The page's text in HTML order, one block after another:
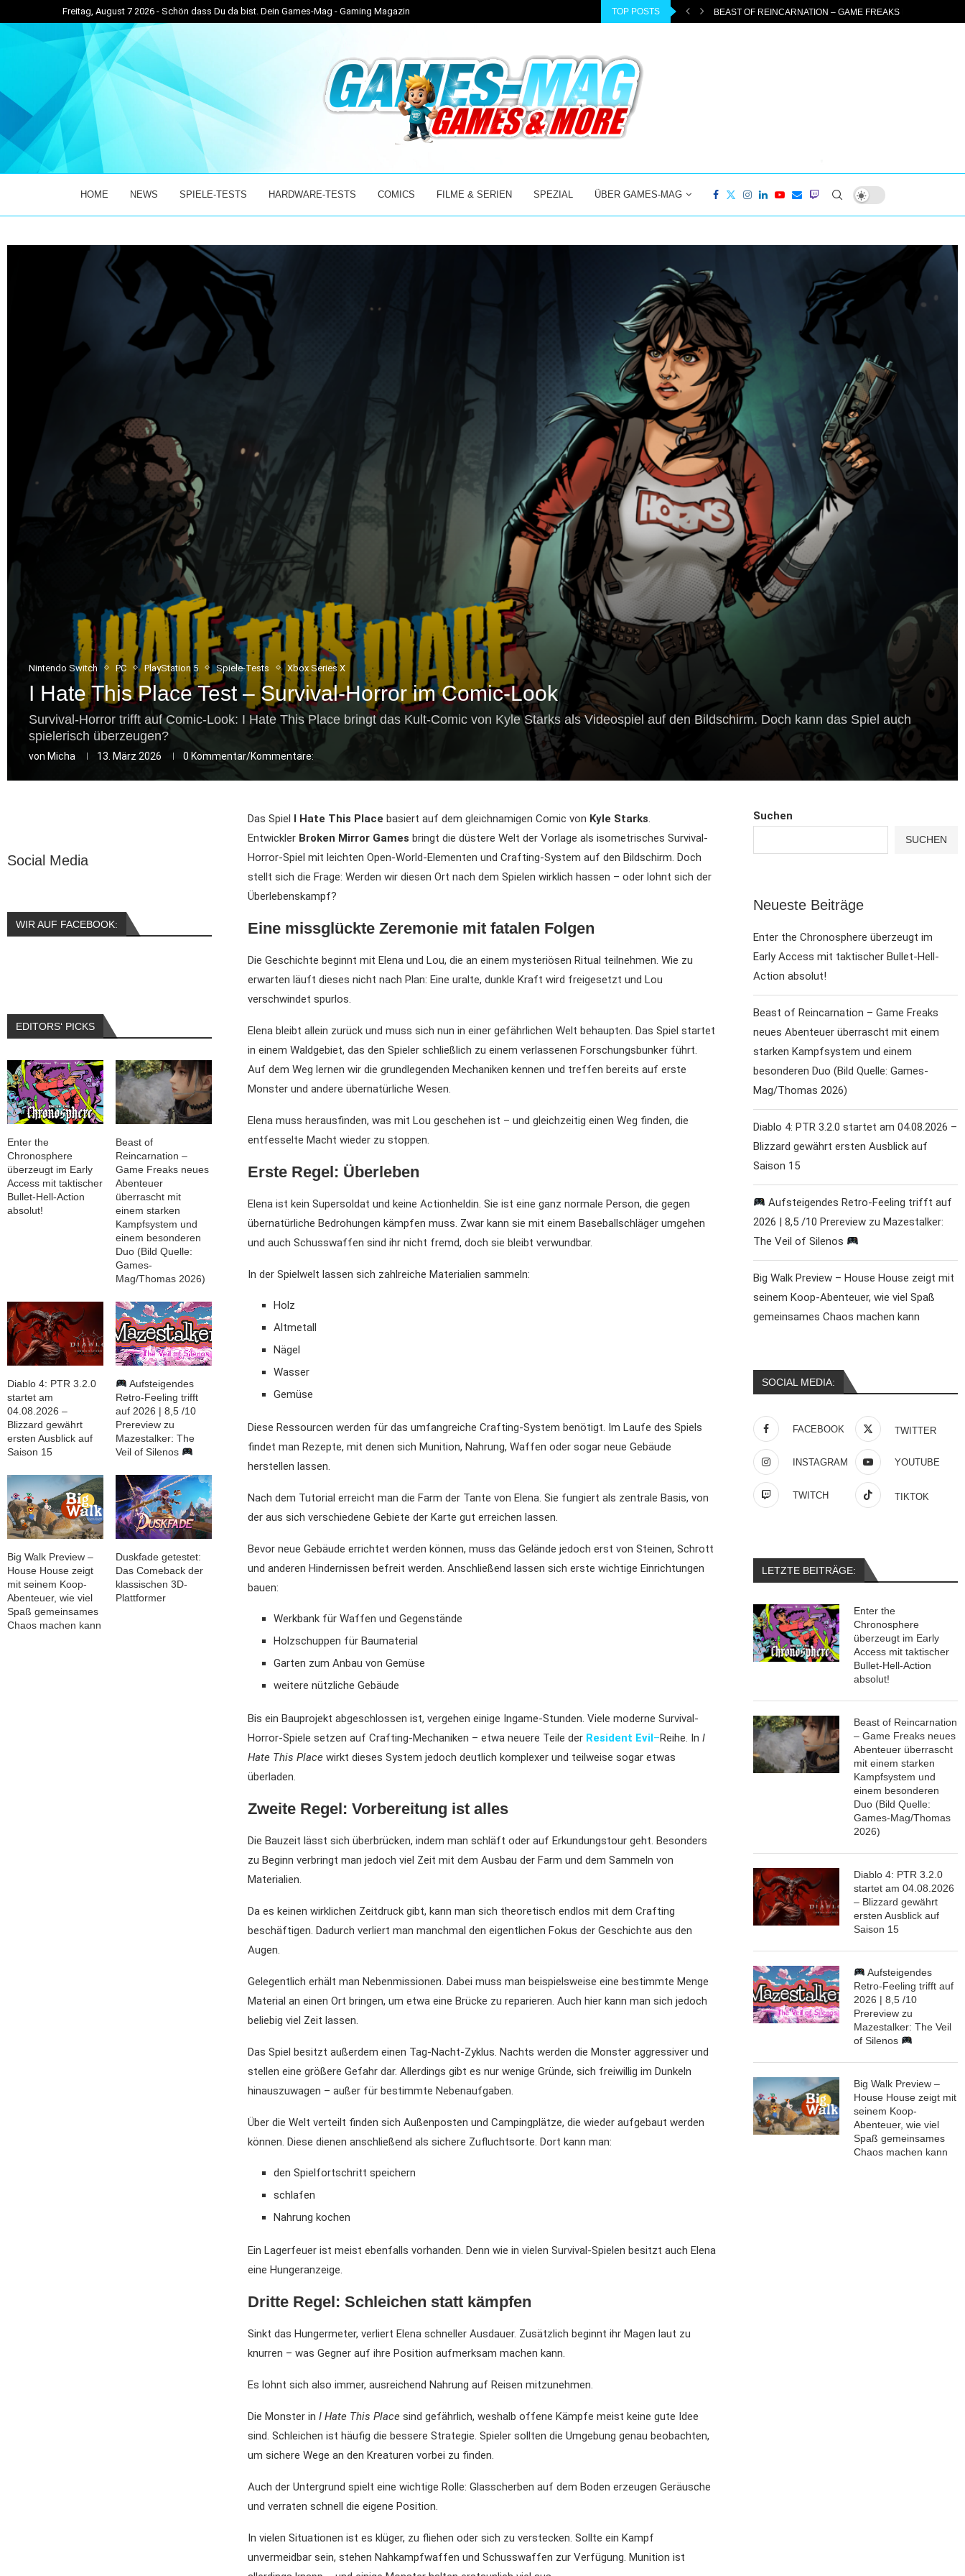
Freitag, August 7 2026 - Schön dass Du da bist. Dein Games-Mag - Gaming Magazin TOP POSTS
– DER... ENTER THE CHRONOSPHERE ÜBERZEUGT IM EARLY ACCESS MIT... BEAST OF REINCARNATION – GAME FREAKS NEUES ABENTEUER... DIABLO 4: PTR 3.2.0 STARTET AM 04.08.2026 –...
HOME NEWS SPIELE-TESTS HARDWARE-TESTS COMICS FILME & SERIEN SPEZIAL ÜBER GAMES-MAG
Nintendo Switch PC PlayStation 5 Spiele-Tests Xbox Series X
I Hate This Place Test – Survival-Horror im Comic-Look
Survival-Horror trifft auf Comic-Look: I Hate This Place bringt das Kult-Comic von Kyle Starks als Videospiel auf den Bildschirm. Doch kann das Spiel auch
spielerisch überzeugen?
von Micha 13. März 2026 0 Kommentar/Kommentare:
Das Spiel I Hate This Place basiert auf dem gleichnamigen Comic von Kyle Starks
Entwickler Broken Mirror Games bringt die düstere Welt der Vorlage als isometrisches Survival-
Horror-Spiel mit leichten Open-World-Elementen und Crafting-System auf den Bildschirm. Doch
stellt sich die Frage: Werden wir diesen Ort nach dem Spielen wirklich hassen – oder lohnt sich der
Überlebenskampf?
Eine missglückte Zeremonie mit fatalen Folgen
Die Geschichte beginnt mit Elena und Lou, die an einem mysteriösen Ritual teilnehmen. Wie zu
erwarten läuft dieses nicht nach Plan: Eine uralte, dunkle Kraft wird freigesetzt und Lou
verschwindet spurlos.
Elena bleibt allein zurück und muss sich nun in einer gefährlichen Welt behaupten. Das Spiel startet
in einem Waldgebiet, das den Spieler schließlich zu einem verlassenen Forschungsbunker führt.
Auf dem Weg lernen wir die grundlegenden Mechaniken kennen und treffen bereits auf erste
Monster und andere übernatürliche Wesen.
Elena muss herausfinden, was mit Lou geschehen ist – und gleichzeitig einen Weg finden, die
entfesselte Macht wieder zu stoppen.
Erste Regel: Überleben
Elena ist kein Supersoldat und keine Actionheldin. Sie ist eine ganz normale Person, die gegen
übernatürliche Bedrohungen kämpfen muss. Zwar kann sie mit einem Baseballschläger umgehen
und auch Schusswaffen sind ihr nicht fremd, doch sie bleibt verwundbar.
In der Spielwelt lassen sich zahlreiche Materialien sammeln:
Holz
Altmetall
Nägel
Wasser
Gemüse
Diese Ressourcen werden für das umfangreiche Crafting-System benötigt. Im Laufe des Spiels
findet man Rezepte, mit denen sich Munition, Nahrung, Waffen oder sogar neue Gebäude
herstellen lassen.
Nach dem Tutorial erreicht man die Farm der Tante von Elena. Sie fungiert als zentrale Basis, von
der aus sich verschiedene Gebiete der Karte gut erreichen lassen.
Bevor neue Gebäude errichtet werden können, muss das Gelände jedoch erst von Steinen, Schrott
und anderen Hindernissen befreit werden. Anschließend lassen sich erste wichtige Einrichtungen
bauen:
Werkbank für Waffen und Gegenstände
Holzschuppen für Baumaterial
Garten zum Anbau von Gemüse
weitere nützliche Gebäude
Bis ein Bauprojekt abgeschlossen ist, vergehen einige Ingame-Stunden. Viele moderne Survival-
Horror-Spiele setzen auf Crafting-Mechaniken – etwa neuere Teile der Resident Evil–Reihe. In I
Hate This Placewirkt dieses System jedoch deutlich komplexer und teilweise sogar etwas
überladen.
Zweite Regel: Vorbereitung ist alles
Die Bauzeit lässt sich überbrücken, indem man schläft oder auf Erkundungstour geht. Besonders
zu Beginn verbringt man jedoch viel Zeit mit dem Ausbau der Farm und dem Sammeln von
Materialien.
Da es keinen wirklichen Zeitdruck gibt, kann man sich theoretisch endlos mit dem Crafting
beschäftigen. Dadurch verliert man manchmal den eigentlichen Fokus der Geschichte aus den
Augen.
Gelegentlich erhält man Nebenmissionen. Dabei muss man beispielsweise eine bestimmte Menge
Material an einen Ort bringen, um etwa eine Brücke zu reparieren. Auch hier kann man sich jedoch
beliebig viel Zeit lassen.
Das Spiel besitzt außerdem einen Tag-Nacht-Zyklus. Nachts werden die Monster aggressiver und
stellen eine größere Gefahr dar. Allerdings gibt es nur wenige Gründe, sich freiwillig im Dunkeln
hinauszuwagen – außer für bestimmte Nebenaufgaben.
Über die Welt verteilt finden sich Außenposten und Campingplätze, die wieder aufgebaut werden
können. Diese dienen anschließend als sichere Zufluchtsorte. Dort kann man:
den Spielfortschritt speichern
schlafen
Nahrung kochen
Ein Lagerfeuer ist meist ebenfalls vorhanden. Denn wie in vielen Survival-Spielen besitzt auch Elena
eine Hungeranzeige.
Dritte Regel: Schleichen statt kämpfen
Sinkt das Hungermeter, verliert Elena schneller Ausdauer. Zusätzlich beginnt ihr Magen laut zu
knurren – was Gegner auf ihre Position aufmerksam machen kann.
Es lohnt sich also immer, ausreichend Nahrung auf Reisen mitzunehmen.
Die Monster in I Hate This Placesind gefährlich, weshalb offene Kämpfe meist keine gute Idee
sind. Schleichen ist häufig die bessere Strategie. Spieler sollten die Umgebung genau beobachten,
um sichere Wege an den Kreaturen vorbei zu finden.
Auch der Untergrund spielt eine wichtige Rolle: Glasscherben auf dem Boden erzeugen Geräusche
und verraten schnell die eigene Position.
In vielen Situationen ist es klüger, zu fliehen oder sich zu verstecken. Sollte ein Kampf
unvermeidbar sein, stehen Nahkampfwaffen und Schusswaffen zur Verfügung. Munition ist
Suchen
SUCHEN
Neueste Beiträge
Enter the Chronosphere überzeugt im
Early Access mit taktischer Bullet-Hell-
Action absolut!
Beast of Reincarnation – Game Freaks
neues Abenteuer überrascht mit einem
starken Kampfsystem und einem
besonderen Duo (Bild Quelle: Games-
Mag/Thomas 2026)
Diablo 4: PTR 3.2.0 startet am 04.08.2026 –
Blizzard gewährt ersten Ausblick auf
Saison 15
Aufsteigendes Retro-Feeling trifft auf
2026 | 8,5 /10 Prereview zu Mazestalker:
The Veil of Silenos
Big Walk Preview – House House zeigt mit
seinem Koop-Abenteuer, wie viel Spaß
gemeinsames Chaos machen kann
SOCIAL MEDIA:
FACEBOOK TWITTER
INSTAGRAM YOUTUBE
TWITCH TIKTOK
LETZTE BEITRÄGE:
Enter the
Chronosphere
überzeugt im Early
Access mit taktischer
Bullet-Hell-Action
absolut!
Beast of Reincarnation
– Game Freaks neues
Abenteuer überrascht
mit einem starken
Kampfsystem und
einem besonderen
Duo (Bild Quelle:
Games-Mag/Thomas
2026)
Diablo 4: PTR 3.2.0
startet am 04.08.2026
– Blizzard gewährt
ersten Ausblick auf
Saison 15
Aufsteigendes
Retro-Feeling trifft auf
2026 | 8,5 /10
Prereview zu
Mazestalker: The Veil
of Silenos
Big Walk Preview –
House House zeigt mit
seinem Koop-
Abenteuer, wie viel
Spaß gemeinsames
Chaos machen kann
Social Media
WIR AUF FACEBOOK:
EDITORS‘ PICKS
Enter the
Chronosphere
überzeugt im Early
Access mit taktischer
Bullet-Hell-Action
absolut!
Beast of
Reincarnation –
Game Freaks neues
Abenteuer
überrascht mit
einem starken
Kampfsystem und
einem besonderen
Duo (Bild Quelle:
Games-
Mag/Thomas 2026)
Diablo 4: PTR 3.2.0
startet am
04.08.2026 –
Blizzard gewährt
ersten Ausblick auf
Saison 15
Aufsteigendes
Retro-Feeling trifft
auf 2026 | 8,5 /10
Prereview zu
Mazestalker: The
Veil of Silenos
Big Walk Preview –
House House zeigt
mit seinem Koop-
Abenteuer, wie viel
Spaß gemeinsames
Chaos machen kann
Duskfade getestet:
Das Comeback der
klassischen 3D-
Plattformer